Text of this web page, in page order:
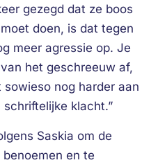
gezegd dat ze boos
doen, is dat tegen
meer agressie op. Je
het geschreeuw af,
nog harder aan
klacht.”
Saskia om de
en te